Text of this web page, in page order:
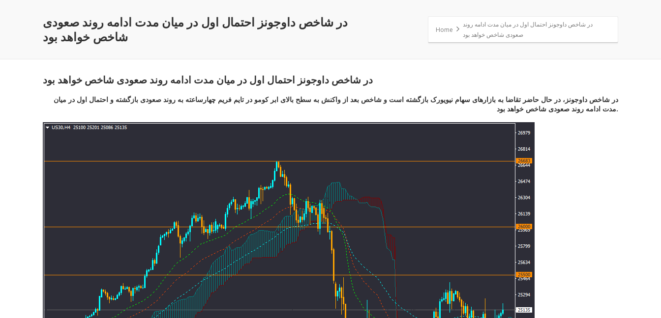
در شاخص داوجونز احتمال اول در میان مدت ادامه روند صعودی
شاخص خواهد بود
Home
در شاخص داوجونز احتمال اول در میان مدت ادامه روند
صعودی شاخص خواهد بود
در شاخص داوجونز احتمال اول در میان مدت ادامه روند صعودی شاخص خواهد بود
در شاخص داوجونز، در حال حاضر تقاضا به بازارهای سهام نیویورک بازگشته است و شاخص بعد از واکنش به سطح بالای ابر کومو در تایم فریم چهارساعته به روند صعودی بازگشته و احتمال اول در میان
مدت ادامه روند صعودی شاخص خواهد بود.